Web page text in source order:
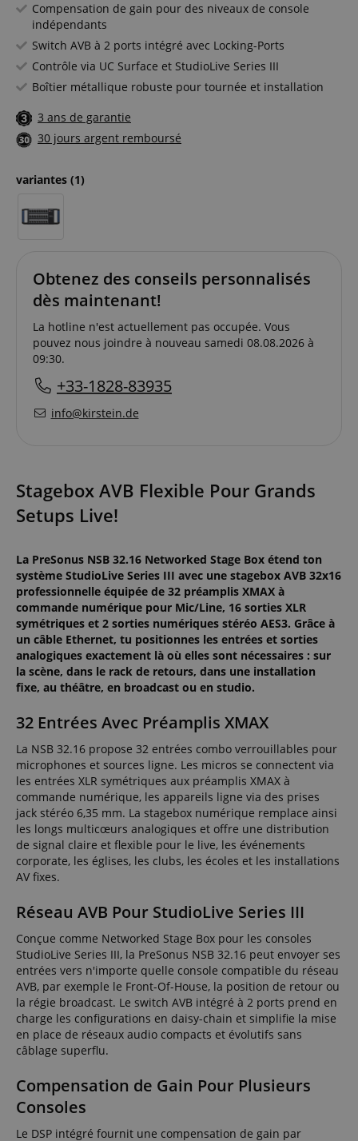
Compensation de gain pour des niveaux de console
indépendants
Switch AVB à 2 ports intégré avec Locking-Ports
Contrôle via UC Surface et StudioLive Series III
Boîtier métallique robuste pour tournée et installation
3 ans de garantie
30 jours argent remboursé
variantes (1)
Obtenez des conseils personnalisés
dès maintenant!
La hotline n'est actuellement pas occupée. Vous
pouvez nous joindre à nouveau samedi 08.08.2026 à
09:30.
+33-1828-83935
info@kirstein.de
Stagebox AVB Flexible Pour Grands
Setups Live!
La PreSonus NSB 32.16 Networked Stage Box étend ton
système StudioLive Series III avec une stagebox AVB 32x16
professionnelle équipée de 32 préamplis XMAX à
commande numérique pour Mic/Line, 16 sorties XLR
symétriques et 2 sorties numériques stéréo AES3. Grâce à
un câble Ethernet, tu positionnes les entrées et sorties
analogiques exactement là où elles sont nécessaires : sur
la scène, dans le rack de retours, dans une installation
fixe, au théâtre, en broadcast ou en studio.
32 Entrées Avec Préamplis XMAX
La NSB 32.16 propose 32 entrées combo verrouillables pour
microphones et sources ligne. Les micros se connectent via
les entrées XLR symétriques aux préamplis XMAX à
commande numérique, les appareils ligne via des prises
jack stéréo 6,35 mm. La stagebox numérique remplace ainsi
les longs multicœurs analogiques et offre une distribution
de signal claire et flexible pour le live, les événements
corporate, les églises, les clubs, les écoles et les installations
AV fixes.
Réseau AVB Pour StudioLive Series III
Conçue comme Networked Stage Box pour les consoles
StudioLive Series III, la PreSonus NSB 32.16 peut envoyer ses
entrées vers n'importe quelle console compatible du réseau
AVB, par exemple le Front-Of-House, la position de retour ou
la régie broadcast. Le switch AVB intégré à 2 ports prend en
charge les configurations en daisy-chain et simplifie la mise
en place de réseaux audio compacts et évolutifs sans
câblage superflu.
Compensation de Gain Pour Plusieurs
Consoles
Le DSP intégré fournit une compensation de gain par